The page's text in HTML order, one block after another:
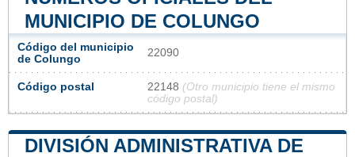
MUNICIPIO DE COLUNGO
Código del municipio
de Colungo
22090
Código postal 22148 (Otro municipio tiene el mismo
código postal)
DIVISIÓN ADMINISTRATIVA DE